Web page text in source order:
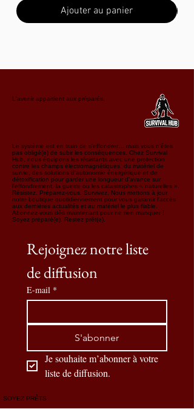
Ajouter au panier
L'avenir appartient aux préparés.
Le système est en train de s'effondrer… mais vous n'êtes
pas obligé(e) de subir les conséquences. Chez Survival
Hub, nous équipons les résistants avec une protection
contre les champs électromagnétiques, du matériel de
survie, des solutions d'autonomie énergétique et de
détoxification pour garder une longueur d'avance sur
l'effondrement, la guerre ou les catastrophes « naturelles ».
Résistez. Préparez-vous. Survivez. Nous mettons à jour
notre boutique quotidiennement pour vous garantir l'accès
aux dernières actualités et au matériel le plus fiable.
Abonnez-vous dès maintenant pour ne rien manquer !
Soyez préparé(e). Restez prêt(e).
Rejoignez notre liste
de diffusion
E-mail *
S'abonner
Je souhaite m’abonner à votre
liste de diffusion.
SOYEZ PRÊTS